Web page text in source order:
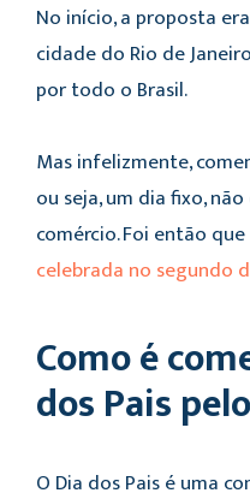
No início, a proposta
cidade do Rio de
por todo o Brasil.
Mas infelizmente,
ou seja, um dia fixo,
comércio. Foi então que
celebrada no segundo
Como é
dos Pais
O Dia dos Pais é uma